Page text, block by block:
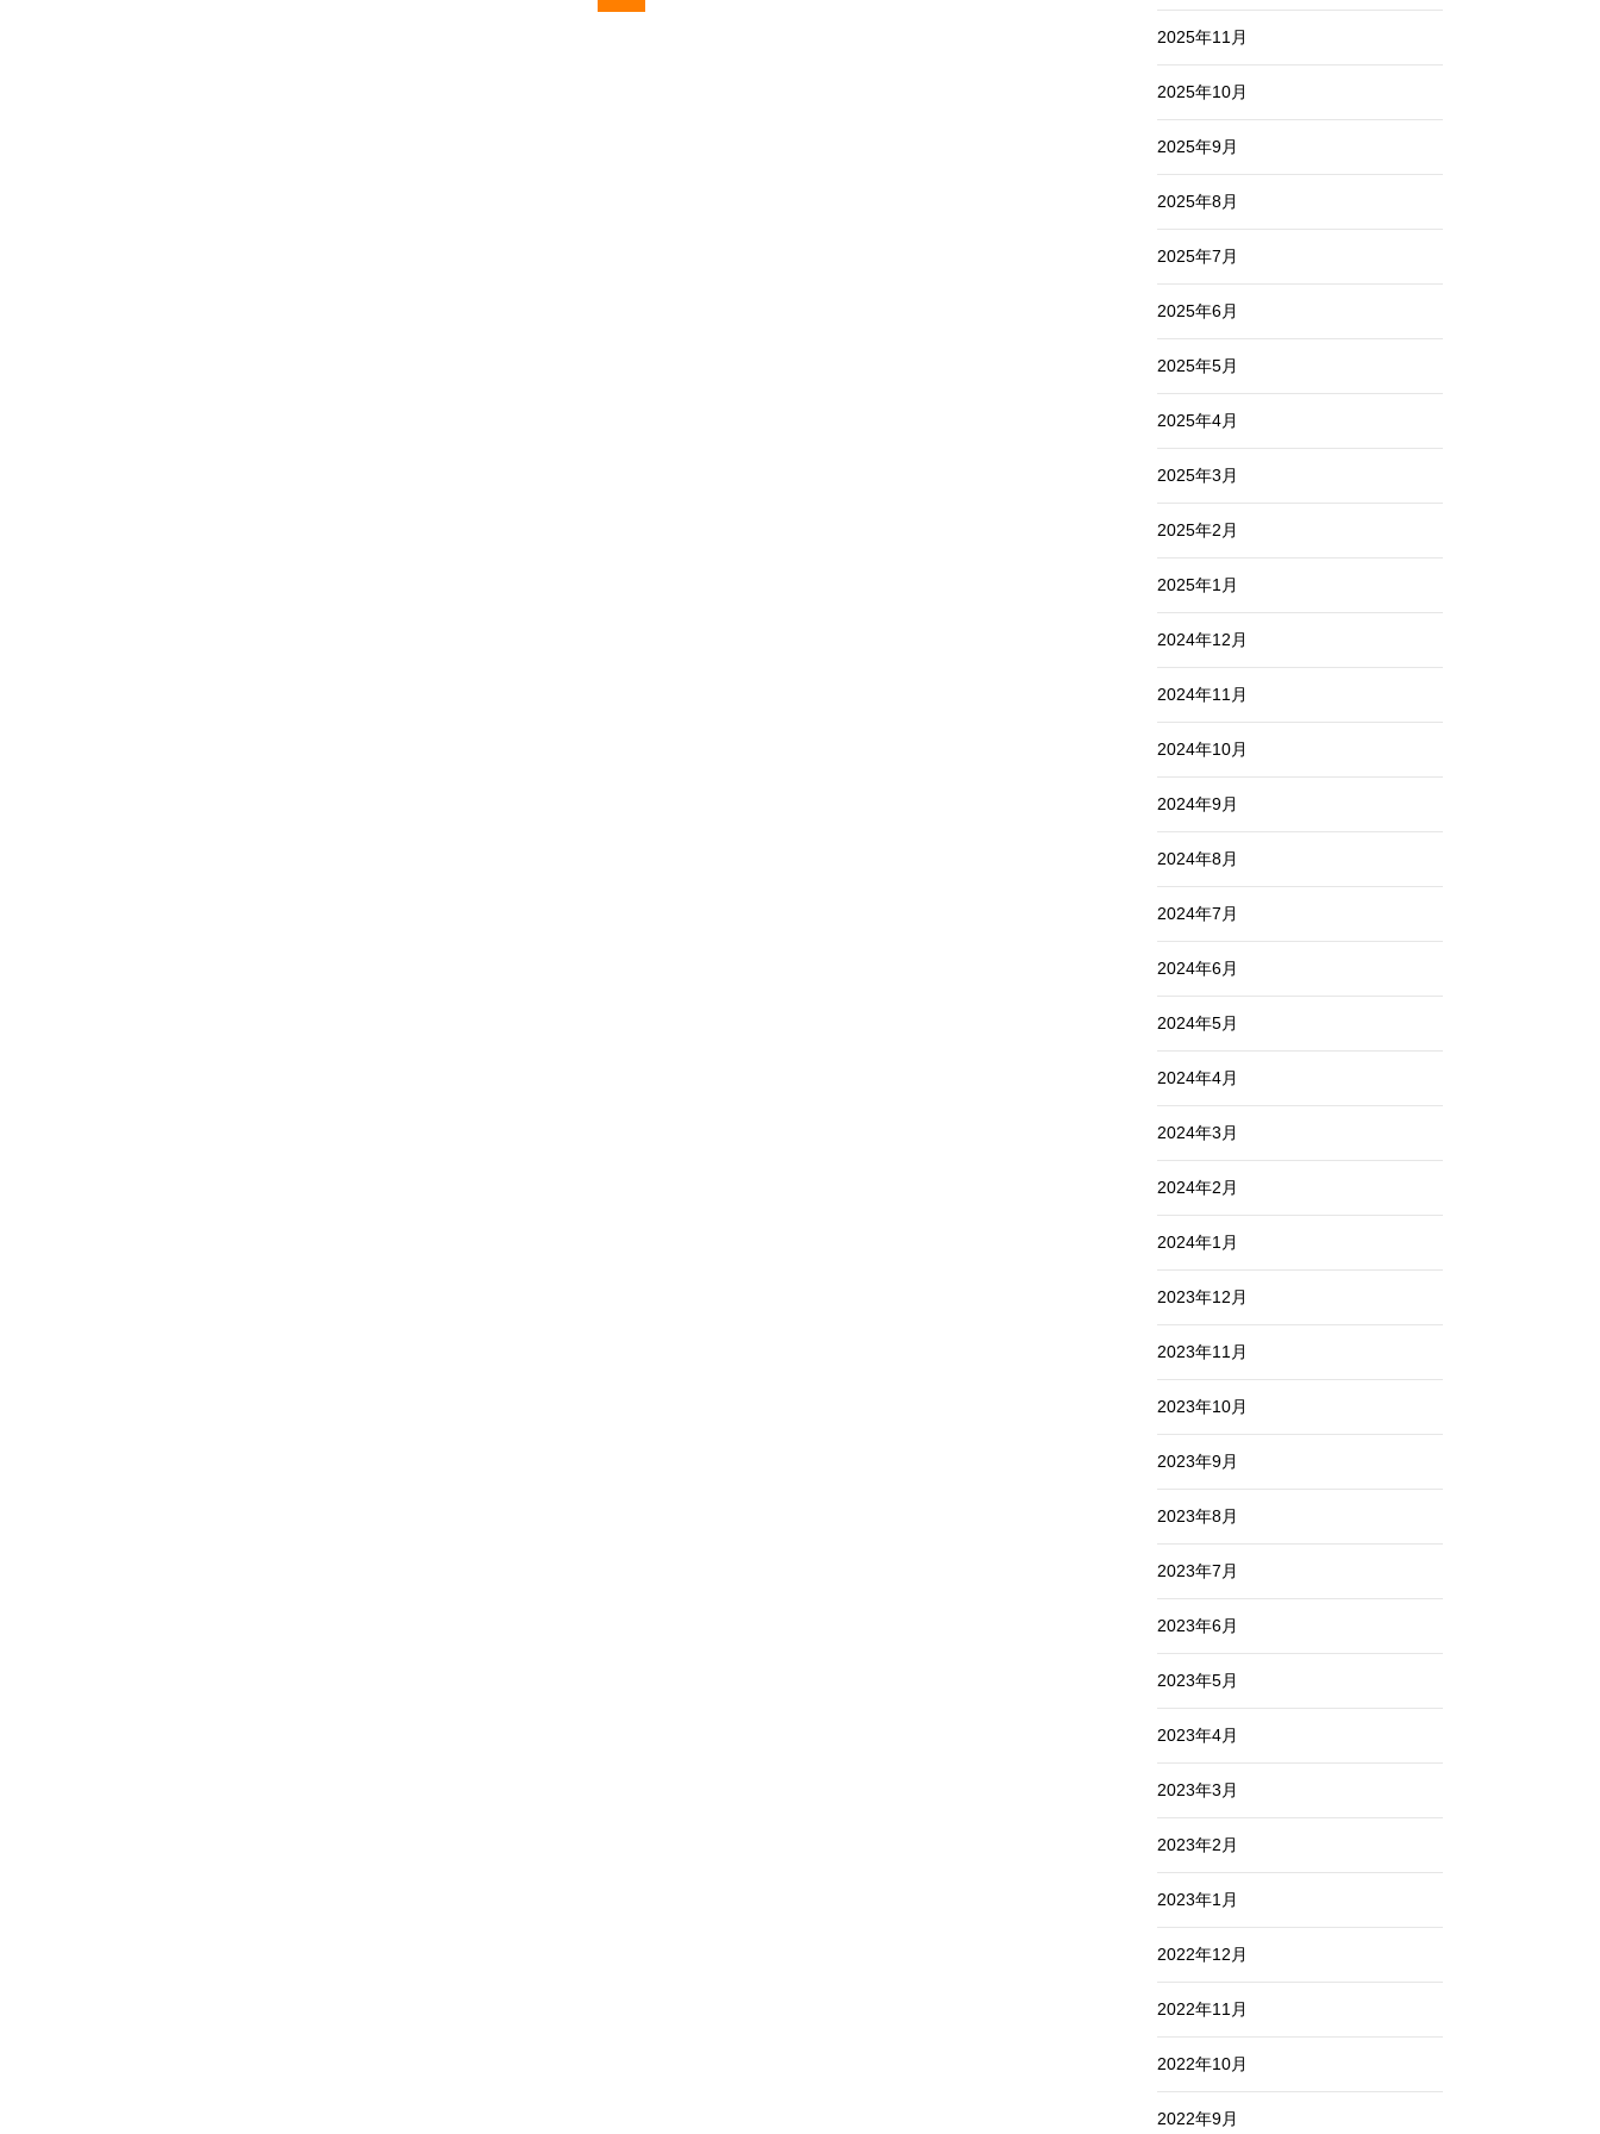
2025年11月
2025年10月
2025年9月
2025年8月
2025年7月
2025年6月
2025年5月
2025年4月
2025年3月
2025年2月
2025年1月
2024年12月
2024年11月
2024年10月
2024年9月
2024年8月
2024年7月
2024年6月
2024年5月
2024年4月
2024年3月
2024年2月
2024年1月
2023年12月
2023年11月
2023年10月
2023年9月
2023年8月
2023年7月
2023年6月
2023年5月
2023年4月
2023年3月
2023年2月
2023年1月
2022年12月
2022年11月
2022年10月
2022年9月